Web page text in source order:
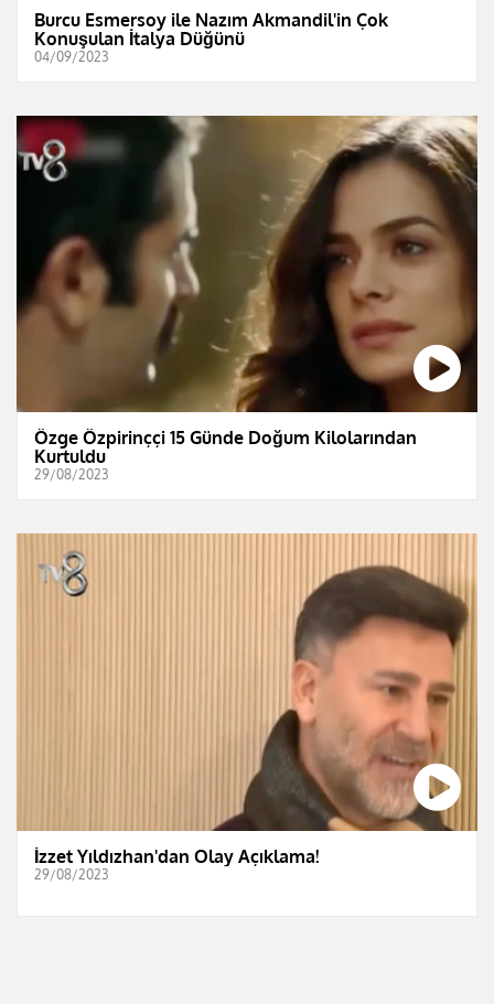
Burcu Esmersoy ile Nazım Akmandil'in Çok
Konuşulan İtalya Düğünü
04/09/2023
Özge Özpirinççi 15 Günde Doğum Kilolarından
Kurtuldu
29/08/2023
İzzet Yıldızhan'dan Olay Açıklama!
29/08/2023